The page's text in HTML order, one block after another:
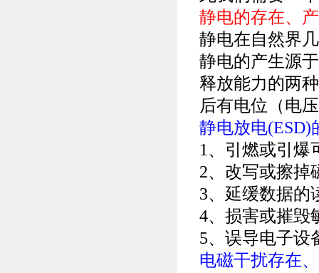
静电的存在、
静电在自然界
静电的产生源
释放能力的两
后有电位（电
静电放电(ESD)
1、引燃或引爆
2、改写或擦掉
3、延缓数据的
4、损害或摧毁
5、误导电子设
电磁干扰存在